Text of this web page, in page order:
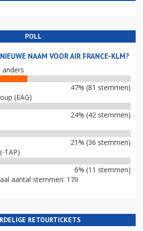
POLL
NAAM VOOR AIR FRANCE-KLM?
anders
47% (81 stemmen)
(EAG)
24% (42 stemmen)
21% (36 stemmen)
TAP)
6% (11 stemmen)
aantal stemmen: 170
RETOURTICKETS